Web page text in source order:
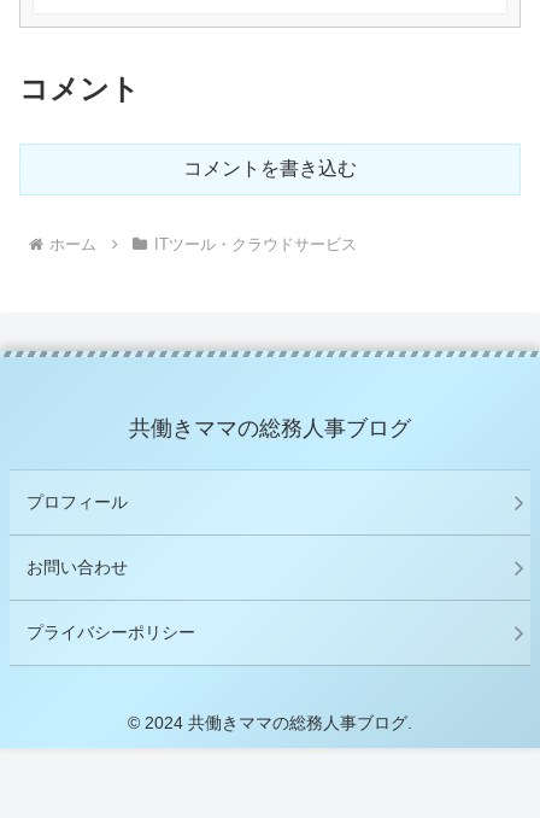
コメント
コメントを書き込む
ホーム ITツール・クラウドサービス
共働きママの総務人事ブログ
プロフィール
お問い合わせ
プライバシーポリシー
© 2024 共働きママの総務人事ブログ.